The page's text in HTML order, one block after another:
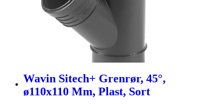
Wavin Sitech+ Grenrør, 45°,
ø110x110 Mm, Plast, Sort